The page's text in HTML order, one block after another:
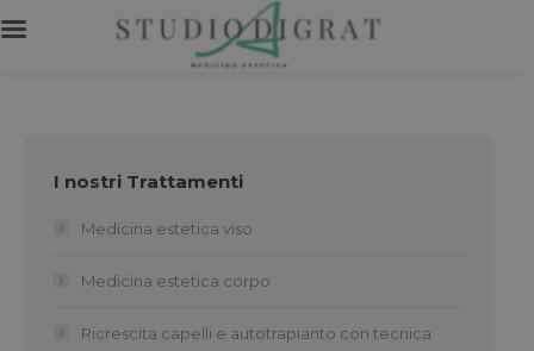
I nostri Trattamenti
Medicina estetica viso
Medicina estetica corpo
Ricrescita capelli e autotrapianto con tecnica